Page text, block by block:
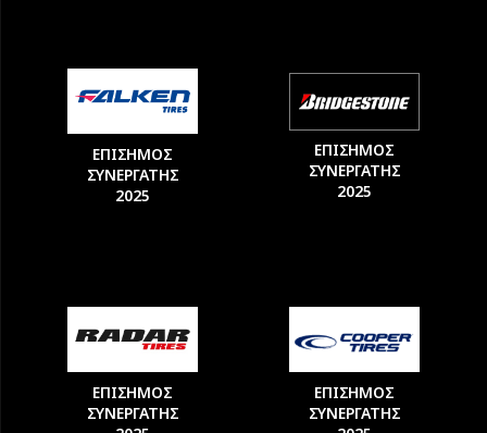
ΕΠΙΣΗΜΟΣ
ΣΥΝΕΡΓΑΤΗΣ
2025
ΕΠΙΣΗΜΟΣ
ΣΥΝΕΡΓΑΤΗΣ
2025
ΕΠΙΣΗΜΟΣ
ΣΥΝΕΡΓΑΤΗΣ
ΕΠΙΣΗΜΟΣ
ΣΥΝΕΡΓΑΤΗΣ